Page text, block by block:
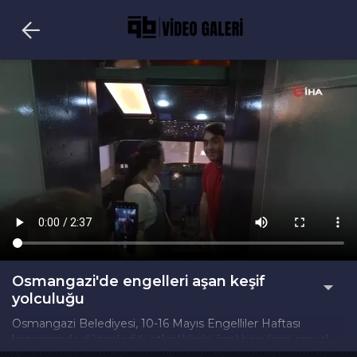
Osmangazi'de engelleri aşan keşif
yolculuğu
Osmangazi Belediyesi, 10-16 Mayıs Engelliler Haftası
kapsamında düzenlediği etkinliklerle özel bireylerin sosyal